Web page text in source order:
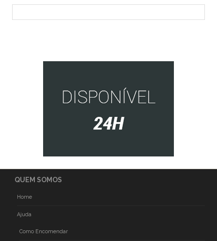
QUEM SOMOS
Home
Ajuda
Como Encomendar